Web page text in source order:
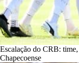
Escalação do CRB:
Chapecoense